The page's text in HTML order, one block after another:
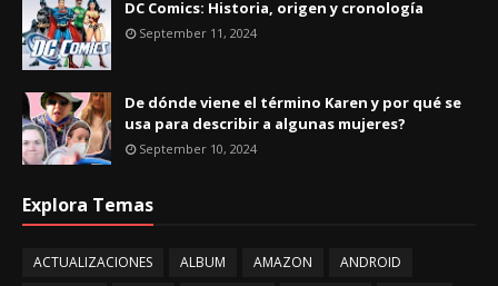
DC Comics: Historia, origen y cronología
September 11, 2024
De dónde viene el término Karen y por qué se
usa para describir a algunas mujeres?
September 10, 2024
Explora Temas
ACTUALIZACIONES ALBUM AMAZON
ANDROID